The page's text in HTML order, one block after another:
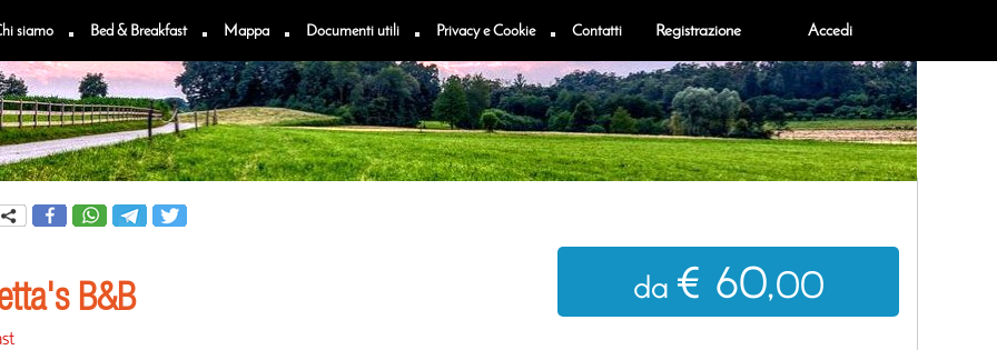
siamo Bed & Breakfast Mappa Documenti utili Privacy e Cookie Contatti Registrazione Accedi
B&B da€ 60,00